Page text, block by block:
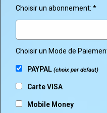
Choisir un abonnement:
Choisir un Mode de
PAYPAL (choix par defaut)
Carte VISA
Mobile Money